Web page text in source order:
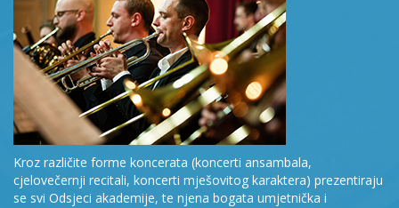
Kroz različite forme koncerata (koncerti ansambala,
cjelovečernji recitali, koncerti mješovitog karaktera) prezentiraju
se svi Odsjeci akademije, te njena bogata umjetnička i